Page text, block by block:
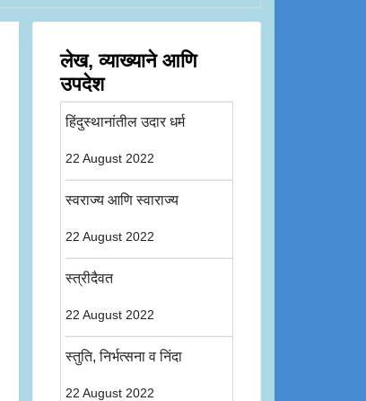
लेख, व्याख्याने आणि
उपदेश
हिंदुस्थानांतील उदार धर्म
22 August 2022
स्वराज्य आणि स्वाराज्य
22 August 2022
स्त्रीदैवत
22 August 2022
स्तुति, निर्भत्सना व निंदा
22 August 2022